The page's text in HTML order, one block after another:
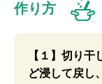
作り方
【１】切り
ど浸して戻し